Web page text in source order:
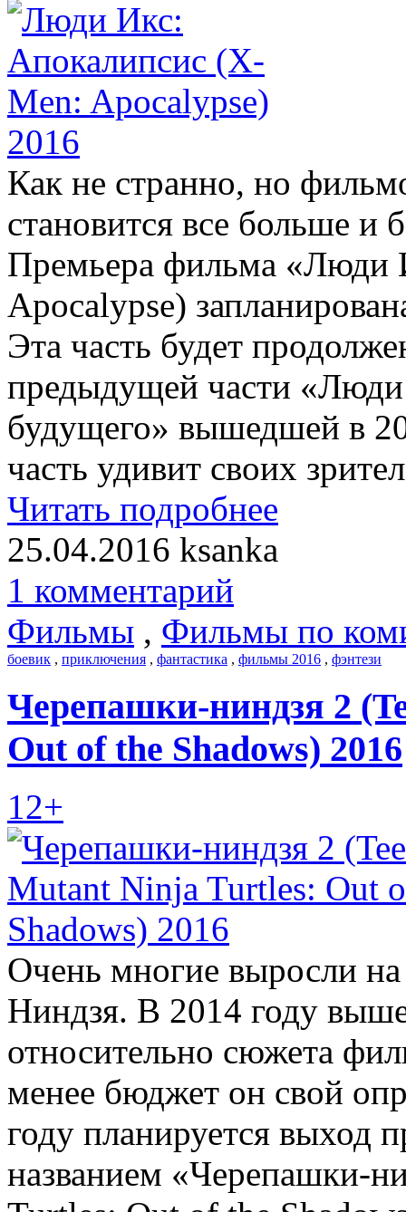
Как не странно, но
становится все больше
Премьера фильма «Люди
Apocalypse)
Эта часть будет
предыдущей части
будущего» вышедшей в
часть удивит своих
Читать подробнее
25.04.2016 ksanka
1 комментарий
Фильмы , Фильмы по
боевик , приключения , фантастика , фильмы 2016 , фэнтези
Черепашки-ниндзя 2
Out of the Shadows) 2016
12+
Очень многие выросли
Ниндзя. В 2014 году
относительно сюжета
менее бюджет он свой
году планируется выход
названием «Черепашки-